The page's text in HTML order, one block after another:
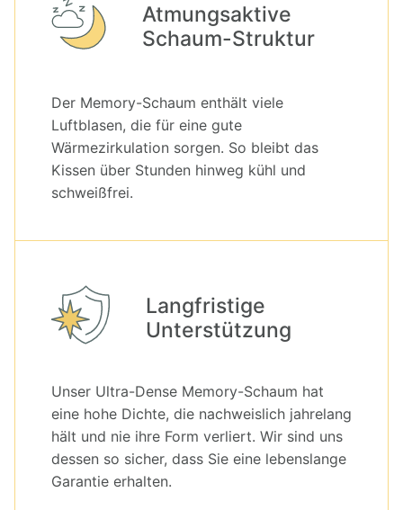
Atmungsaktive
Schaum-Struktur
Der Memory-Schaum enthält viele
Luftblasen, die für eine gute
Wärmezirkulation sorgen. So bleibt das
Kissen über Stunden hinweg kühl und
schweißfrei.
Langfristige
Unterstützung
Unser Ultra-Dense Memory-Schaum hat
eine hohe Dichte, die nachweislich jahrelang
hält und nie ihre Form verliert. Wir sind uns
dessen so sicher, dass Sie eine lebenslange
Garantie erhalten.